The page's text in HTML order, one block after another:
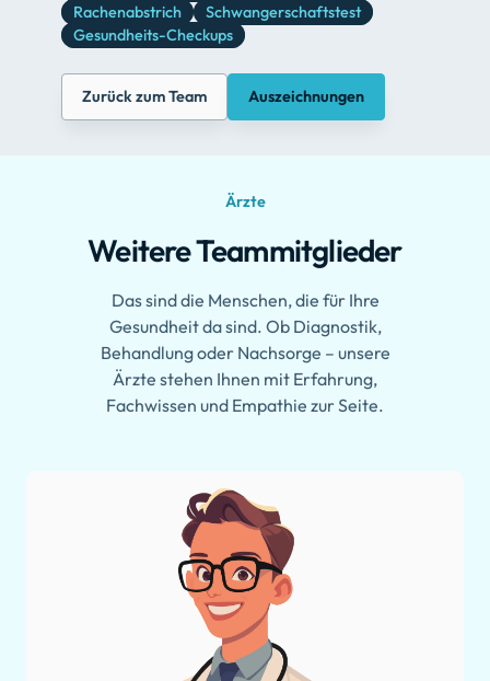
Rachenabstrich
Schwangerschaftstest
Gesundheits-Checkups
Zurück zum Team Auszeichnungen
Ärzte
Weitere Teammitglieder
Das sind die Menschen, die für Ihre
Gesundheit da sind. Ob Diagnostik,
Behandlung oder Nachsorge – unsere
Ärzte stehen Ihnen mit Erfahrung,
Fachwissen und Empathie zur Seite.